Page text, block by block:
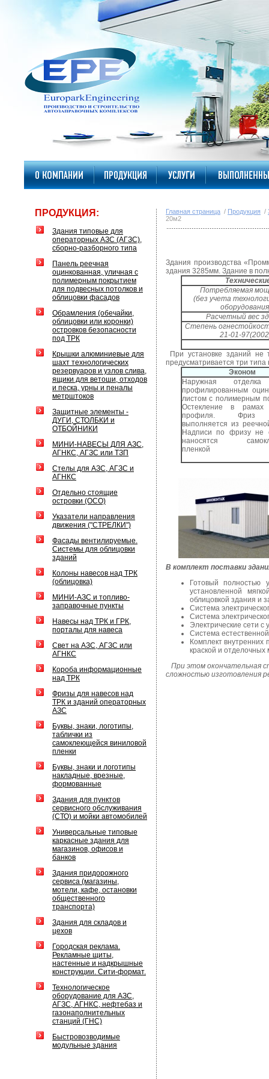
ПРОДУКЦИЯ:
Здания типовые для
операторных АЗС (АГЗС),
сборно-разборного типа
Панель реечная
оцинкованная, уличная с
полимерным покрытием
для подвесных потолков и
облицовки фасадов
Обрамления (обечайки,
облицовки или коронки)
островков безопасности
под ТРК
Крышки алюминиевые для
шахт технологических
резервуаров и узлов слива,
ящики для ветоши, отходов
и песка, урны и пеналы
метрштоков
Защитные элементы -
ДУГИ, СТОЛБКИ и
ОТБОЙНИКИ
МИНИ-НАВЕСЫ ДЛЯ АЗС,
АГНКС, АГЗС или ТЗП
Стелы для АЗС, АГЗС и
АГНКС
Отдельно стоящие
островки (ОСО)
Указатели направления
движения ("СТРЕЛКИ")
Фасады вентилируемые.
Системы для облицовки
зданий
Колоны навесов над ТРК
(облицовка)
МИНИ-АЗС и топливо-
заправочные пункты
Навесы над ТРК и ГРК,
порталы для навеса
Свет на АЗС, АГЗС или
АГНКС
Короба информационные
над ТРК
Фризы для навесов над
ТРК и зданий операторных
АЗС
Буквы, знаки, логотипы,
таблички из
самоклеющейся виниловой
пленки
Буквы, знаки и логотипы
накладные, врезные,
формованные
Здания для пунктов
сервисного обслуживания
(СТО) и мойки автомобилей
Универсальные типовые
каркасные здания для
магазинов, офисов и
банков
Здания придорожного
сервиса (магазины,
мотели, кафе, остановки
общественного
транспорта)
Здания для складов и
цехов
Городская реклама.
Рекламные щиты,
настенные и надкрышные
конструкции. Сити-формат.
Технологическое
оборудование для АЗС,
АГЗС, АГНКС, нефтебаз и
газонаполнительных
станций (ГНС)
Быстровозводимые
модульные здания
Главная страница / Продукция /
20м2
Здания производства
здания 3285мм. Здание в
Потребляемая
(без учета
Расчетный вес
Степень
21-01-
При установке зданий
предусматривается три
Эконом
Наружная
профилированным
листом с полимерным
Остекление в
профиля. Фриз
выполняется из
Надписи по фризу не
наносятся
пленкой
В комплект поставки
Готовый полностью
установленной
облицовкой здания и
Система
Система
Электрические сети с
Система
Комплект внутренних
краской и
При этом окончательная
сложностью изготовления